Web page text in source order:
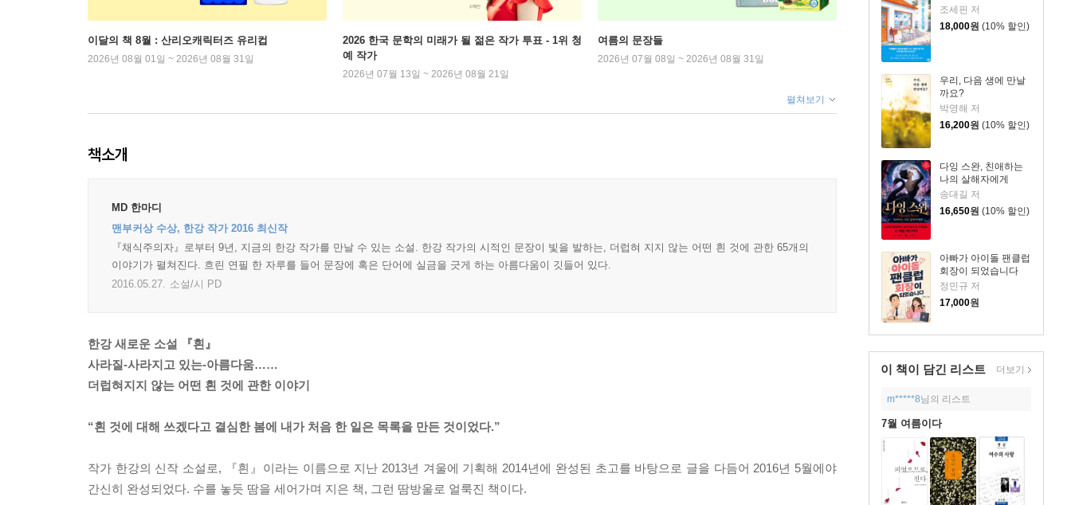
조세핀 저
18,000원 (10% 할인)
우리, 다음 생에 만날
까요?
박영해 저
16,200원 (10% 할인)
다잉 스완, 친애하는
나의 살해자에게
송대길 저
16,650원 (10% 할인)
아빠가 아이돌 팬클럽
회장이 되었습니다
정민규 저
17,000원
이 책이 담긴 리스트 더보기
m*****8님의 리스트
7월 여름이다
이달의 책 8월 : 산리오캐릭터즈 유리컵
2026년 08월 01일 ~ 2026년 08월 31일
2026 한국 문학의 미래가 될 젊은 작가 투표 - 1위 청
예 작가
2026년 07월 13일 ~ 2026년 08월 21일
여름의 문장들
2026년 07월 08일 ~ 2026년 08월 31일
펼쳐보기
책소개
MD 한마디
맨부커상 수상, 한강 작가 2016 최신작
『채식주의자』로부터 9년, 지금의 한강 작가를 만날 수 있는 소설. 한강 작가의 시적인 문장이 빛을 발하는, 더럽혀 지지 않는 어떤 흰 것에 관한 65개의
이야기가 펼쳐진다. 흐린 연필 한 자루를 들어 문장에 혹은 단어에 실금을 긋게 하는 아름다움이 깃들어 있다.
2016.05.27. 소설/시 PD
한강 새로운 소설 『흰』
사라질-사라지고 있는-아름다움……
더럽혀지지 않는 어떤 흰 것에 관한 이야기
“흰 것에 대해 쓰겠다고 결심한 봄에 내가 처음 한 일은 목록을 만든 것이었다.”
작가 한강의 신작 소설로, 『흰』이라는 이름으로 지난 2013년 겨울에 기획해 2014년에 완성된 초고를 바탕으로 글을 다듬어 2016년 5월에야
간신히 완성되었다. 수를 놓듯 땀을 세어가며 지은 책, 그런 땀방울로 얼룩진 책이다.